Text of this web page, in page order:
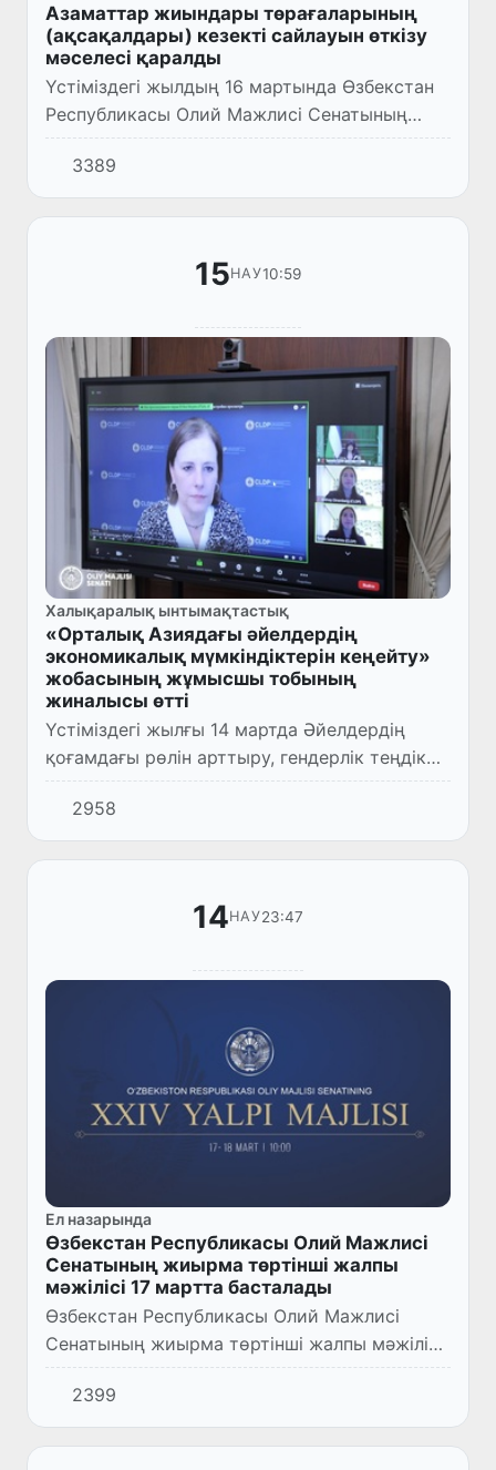
Азаматтар жиындары төрағаларының
(ақсақалдары) кезекті сайлауын өткізу
мәселесі қаралды
Үстіміздегі жылдың 16 мартында Өзбекстан
Республикасы Олий Мажлисі Сенатының
мәжілісі өтті. Оны Сенат төрайымы Танзила
Нарбаева жүргізді.
3389
15НАУ10:59
Халықаралық ынтымақтастық
«Орталық Азиядағы әйелдердің
экономикалық мүмкіндіктерін кеңейту»
жобасының жұмысшы тобының
жиналысы өтті
Үстіміздегі жылғы 14 мартда Әйелдердің
қоғамдағы рөлін арттыру, гендерлік теңдік
және отбасы мәселелері бойынша
республикалық комиссиясы АҚШ-тың
Өзбекстандағы елшілігімен ынтымақт...
2958
14НАУ23:47
Ел назарында
Өзбекстан Республикасы Олий Мажлисі
Сенатының жиырма төртінші жалпы
мәжілісі 17 мартта басталады
Өзбекстан Республикасы Олий Мажлисі
Сенатының жиырма төртінші жалпы мәжілісі
2022 жылғы 17 мартта сағат 10.00-де
Ташкент қаласында Олий Мажлис Сенатының
мәжілістер залында өз жұмы...
2399